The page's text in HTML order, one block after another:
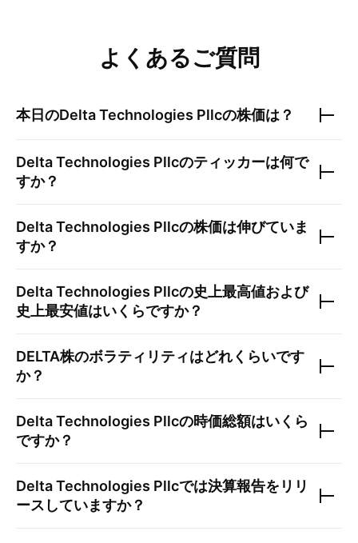
よくあるご質問
本日のDelta Technologies Pllcの株価は？
Delta Technologies Pllcのティッカーは何で
すか？
Delta Technologies Pllcの株価は伸びていま
すか？
Delta Technologies Pllcの史上最高値および
史上最安値はいくらですか？
DELTA株のボラティリティはどれくらいです
か？
Delta Technologies Pllcの時価総額はいくら
ですか？
Delta Technologies Pllcでは決算報告をリリ
ースしていますか？